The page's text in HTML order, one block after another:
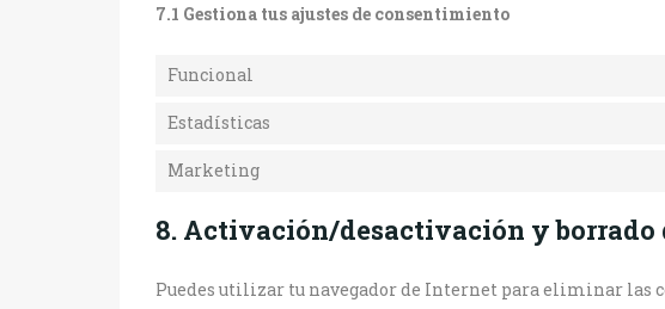
7.1 Gestiona tus ajustes de consentimiento
Funcional
Estadísticas
Marketing
8. Activación/desactivación y borrado
Puedes utilizar tu navegador de Internet para eliminar las